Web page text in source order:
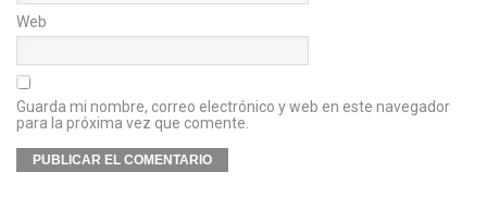
Web
Guarda mi nombre, correo electrónico y web en este navegador
para la próxima vez que comente.